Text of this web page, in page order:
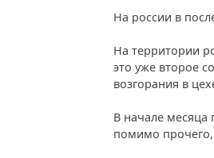
На россии в
На территории
это уже второе
возгорания в
В начале месяца
помимо